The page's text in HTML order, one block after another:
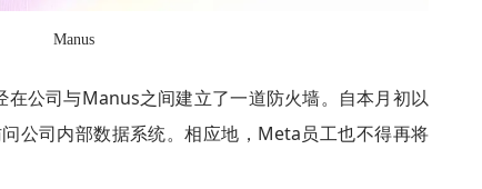
Manus
公司与Manus之间建立了一道防火墙。自本月初以
公司内部数据系统。相应地，Meta员工也不得再将